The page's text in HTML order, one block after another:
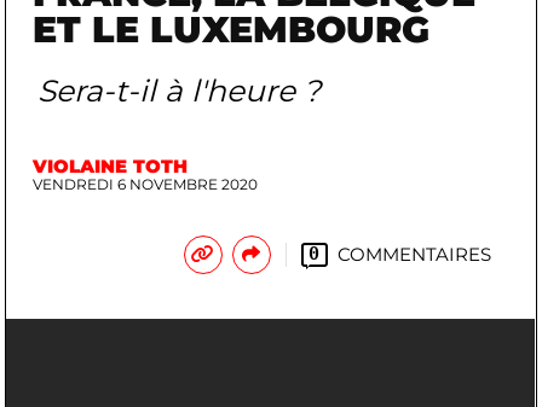
ET LE LUXEMBOURG
Sera-t-il à l'heure ?
VIOLAINE TOTH
VENDREDI 6 NOVEMBRE 2020
0 COMMENTAIRES